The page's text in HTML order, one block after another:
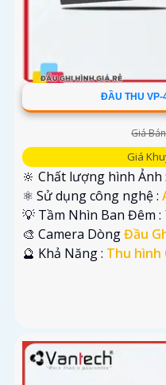
ĐẦU THU VP-
Giá
Giá
🔆 Chất lượng hình Ảnh :
⚛️ Sử dụng công nghệ :
💡 Tầm Nhìn Ban Đêm :
🎨 Camera DòngĐầu
️🔮 Khả Năng : Thu hình